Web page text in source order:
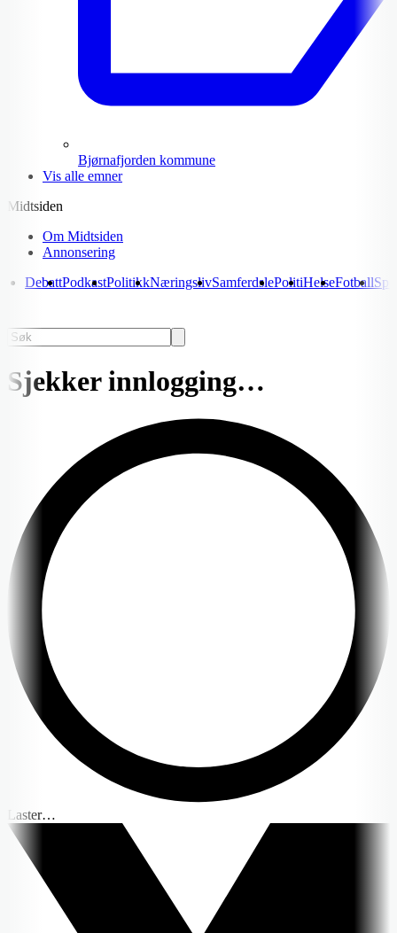
Bjørnafjorden kommune
Vis alle emner
Midtsiden
Om Midtsiden
Annonsering
DebattPodkastPolitikkNæringslivSamferdslePolitiHelseFotball
Sjekker innlogging…
Laster…